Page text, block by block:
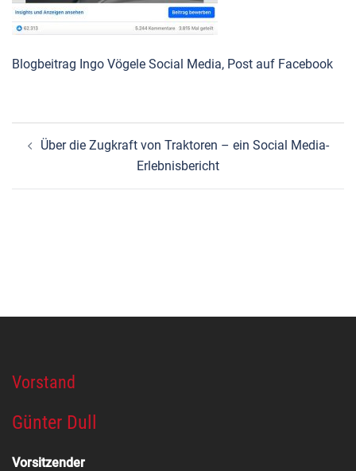
Blogbeitrag Ingo Vögele Social Media, Post auf Facebook
Beitragsnavigation
Über die Zugkraft von Traktoren – ein Social Media-
Erlebnisbericht
Vorstand
Günter Dull
Vorsitzender